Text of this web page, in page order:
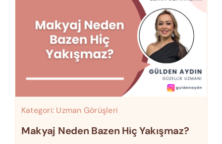
Kategori: Uzman Görüşleri
Makyaj Neden Bazen Hiç Yakışmaz?